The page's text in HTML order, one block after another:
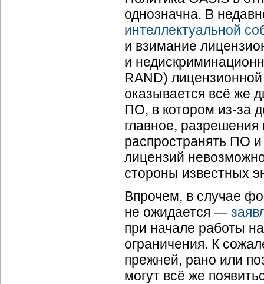
однозначна. В
интеллектуальной
и взимание
и
RAND)
оказывается всё же
ПО, в котором из-за
главное,
распространять ПО
лицензий
стороны известных
Впрочем, в случае
не ожидается —
при начале работы
ограничения. К
прежней, рано или
могут всё же